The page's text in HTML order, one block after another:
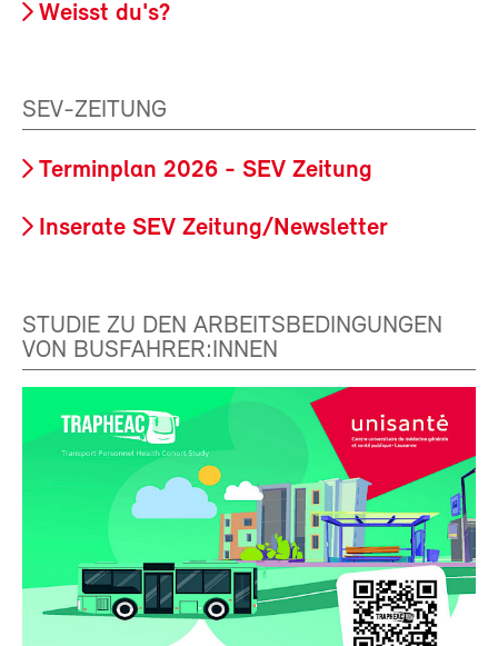
Weisst du's?
SEV-ZEITUNG
Terminplan 2026 - SEV Zeitung
Inserate SEV Zeitung/Newsletter
STUDIE ZU DEN ARBEITSBEDINGUNGEN
VON BUSFAHRER:INNEN